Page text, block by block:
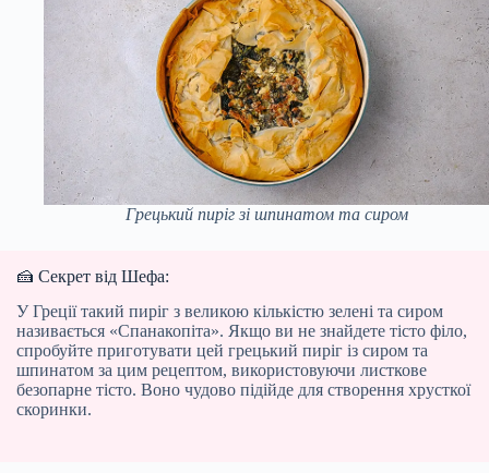
Грецький пиріг зі шпинатом та сиром
🍰 Секрет від Шефа:
У Греції такий пиріг з великою кількістю зелені та сиром
називається «Спанакопіта». Якщо ви не знайдете тісто філо,
спробуйте приготувати цей грецький пиріг із сиром та
шпинатом за цим рецептом, використовуючи листкове
безопарне тісто. Воно чудово підійде для створення хрусткої
скоринки.